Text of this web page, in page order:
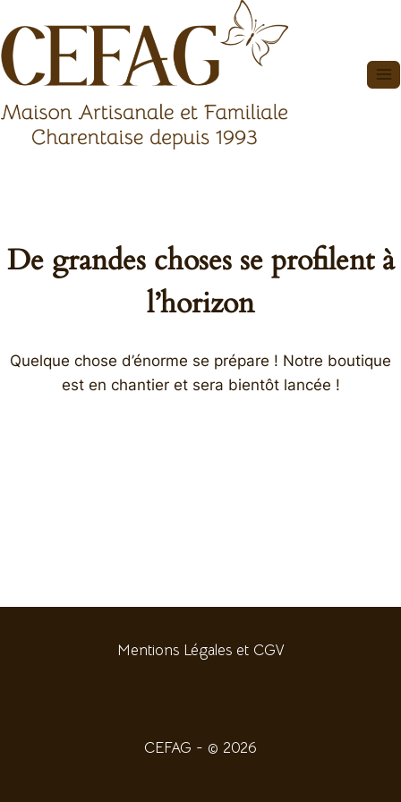
au
contenu
De grandes choses se profilent à
l’horizon
Quelque chose d’énorme se prépare ! Notre boutique
est en chantier et sera bientôt lancée !
Mentions Légales et CGV
CEFAG - © 2026